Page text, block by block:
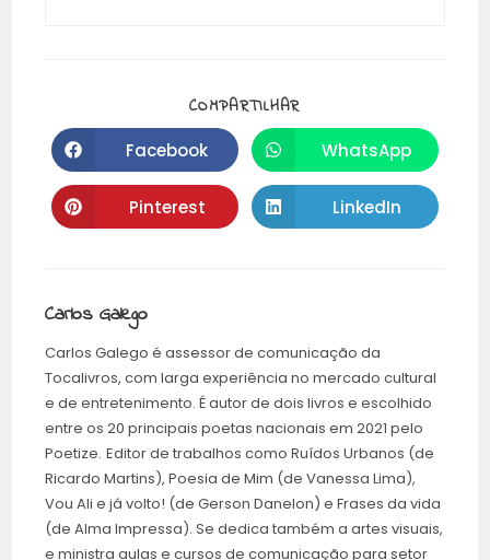
COMPARTILHAR
Facebook
WhatsApp
Pinterest LinkedIn
Carlos Galego
Carlos Galego é assessor de comunicação da
Tocalivros, com larga experiência no mercado cultural
e de entretenimento. É autor de dois livros e escolhido
entre os 20 principais poetas nacionais em 2021 pelo
Poetize. Editor de trabalhos como Ruídos Urbanos (de
Ricardo Martins), Poesia de Mim (de Vanessa Lima),
Vou Ali e já volto! (de Gerson Danelon) e Frases da vida
(de Alma Impressa). Se dedica também a artes visuais,
e ministra aulas e cursos de comunicação para setor